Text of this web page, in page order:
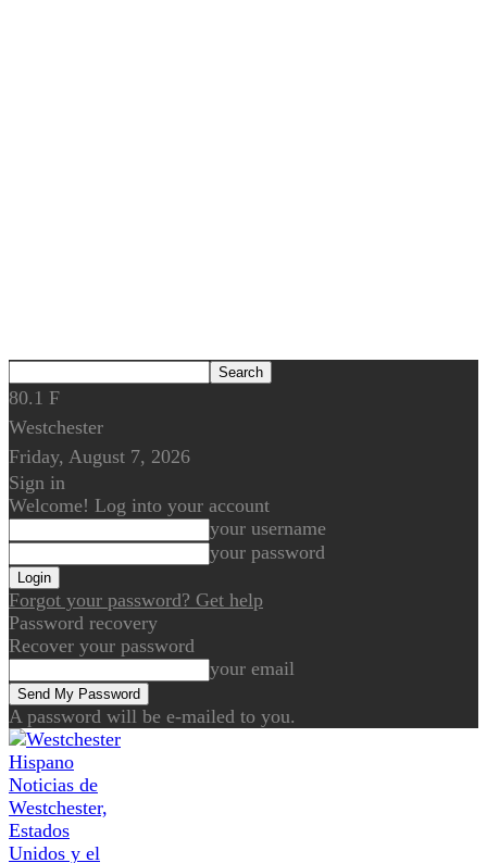
80.1 F
Westchester
Friday, August 7, 2026
Sign in
Welcome! Log into your account
your username
your password
Forgot your password? Get help
Password recovery
Recover your password
your email
A password will be e-mailed to you.
Noticias de
Westchester,
Estados
Unidos y el